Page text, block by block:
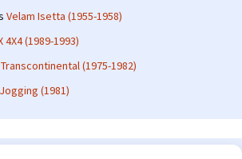
Velam Isetta (1955-1958)
4X4 (1989-1993)
(1975-1982)
(1981)